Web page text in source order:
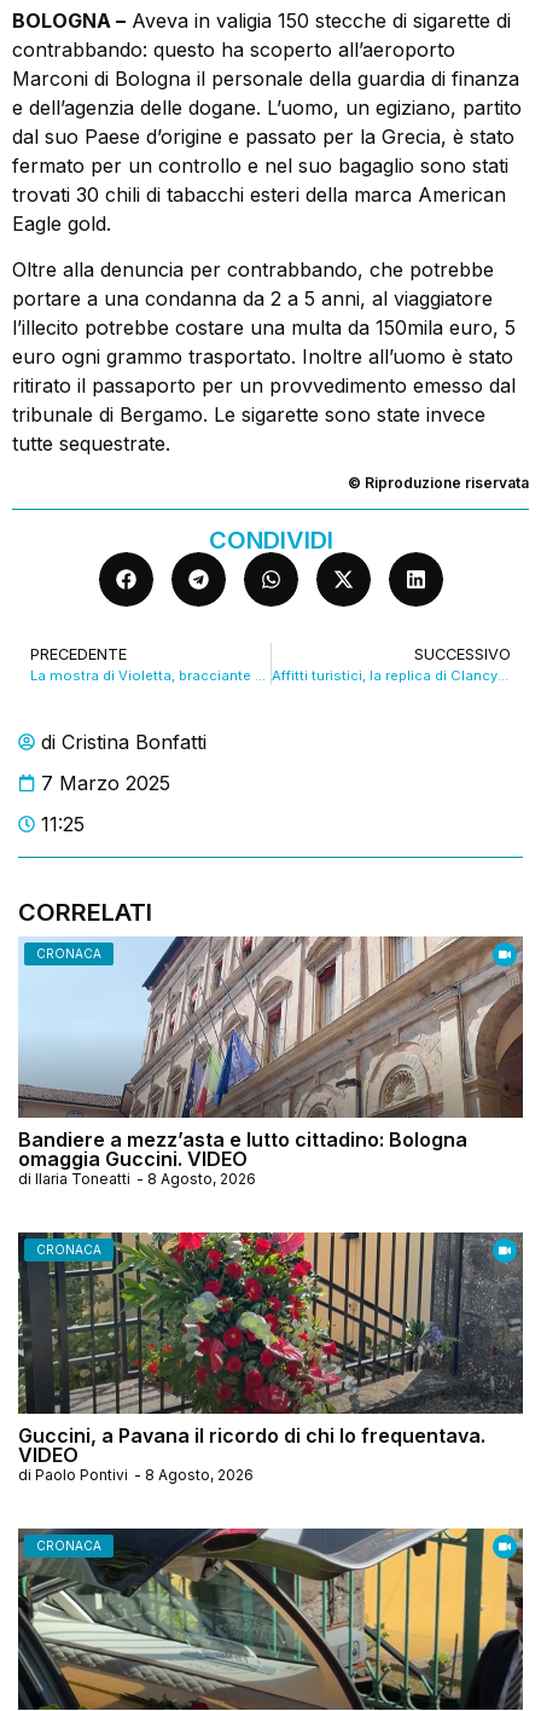
di Cristina Bonfatti
7 Marzo 2025
11:25
CORRELATI
CRONACA
Bandiere a mezz’asta e lutto cittadino: Bologna
omaggia Guccini. VIDEO
di Ilaria Toneatti - 8 Agosto, 2026
CRONACA
Guccini, a Pavana il ricordo di chi lo frequentava.
VIDEO
di Paolo Pontivi - 8 Agosto, 2026
CRONACA
BOLOGNA – Aveva in valigia 150 stecche di sigarette di
contrabbando: questo ha scoperto all’aeroporto
Marconi di Bologna il personale della guardia di finanza
e dell’agenzia delle dogane. L’uomo, un egiziano, partito
dal suo Paese d’origine e passato per la Grecia, è stato
fermato per un controllo e nel suo bagaglio sono stati
trovati 30 chili di tabacchi esteri della marca American
Eagle gold.
Oltre alla denuncia per contrabbando, che potrebbe
portare a una condanna da 2 a 5 anni, al viaggiatore
l’illecito potrebbe costare una multa da 150mila euro, 5
euro ogni grammo trasportato. Inoltre all’uomo è stato
ritirato il passaporto per un provvedimento emesso dal
tribunale di Bergamo. Le sigarette sono state invece
tutte sequestrate.
© Riproduzione riservata
CONDIVIDI
PRECEDENTE SUCCESSIVO
Affitti turistici, la replica di Clancy: “Ci sono leggi da rispettare”. VIDEO